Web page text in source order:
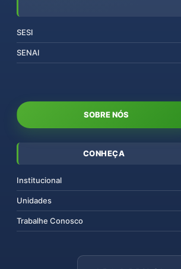
SESI
SENAI
SOBRE NÓS
CONHEÇA
Institucional
Unidades
Trabalhe Conosco